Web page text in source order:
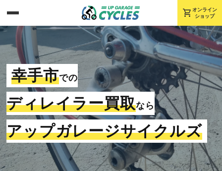
shopping_cart オンライン
ショップ
幸手市での
ディレイラー買取なら
アップガレージサイクルズ